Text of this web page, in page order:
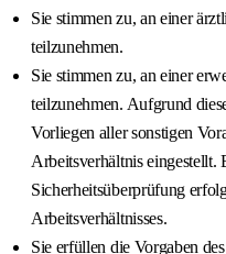
Sie stimmen zu, an einer
teilzunehmen.
Sie stimmen zu, an einer
teilzunehmen. Aufgrund
Vorliegen aller sonstigen
Arbeitsverhältnis eingestellt.
Sicherheitsüberprüfung
Arbeitsverhältnisses.
Sie erfüllen die Vorgaben